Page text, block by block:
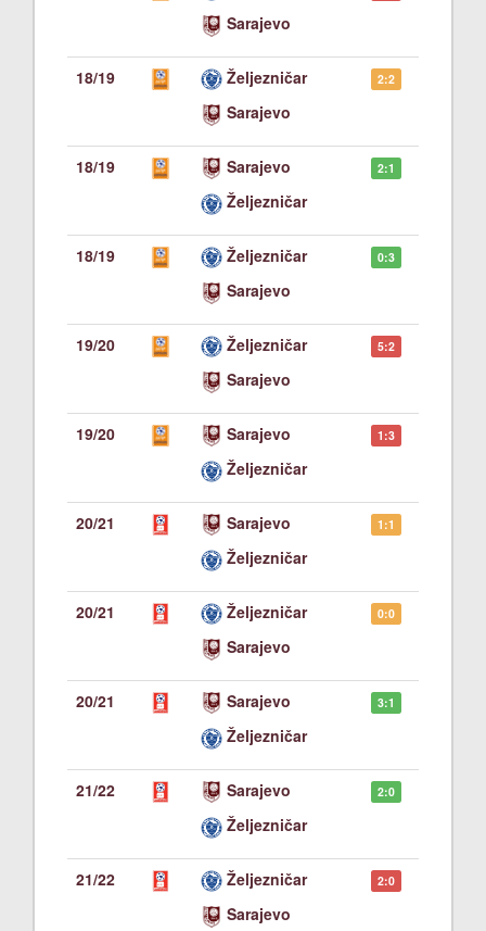
Sarajevo
18/19
Željezničar
Sarajevo
2:2
18/19
Sarajevo
Željezničar
2:1
18/19
Željezničar
Sarajevo
0:3
19/20
Željezničar
Sarajevo
5:2
19/20
Sarajevo
Željezničar
1:3
20/21
Sarajevo
Željezničar
1:1
20/21
Željezničar
Sarajevo
0:0
20/21
Sarajevo
Željezničar
3:1
21/22
Sarajevo
Željezničar
2:0
21/22
Željezničar
Sarajevo
2:0